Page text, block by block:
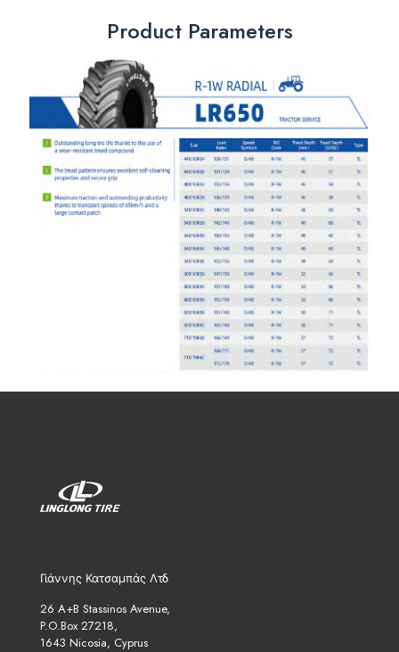
Product Parameters
Γιάννης Κατσαμπάς Λτδ
26 A+B Stassinos Avenue,
P.O.Box 27218,
1643 Nicosia, Cyprus